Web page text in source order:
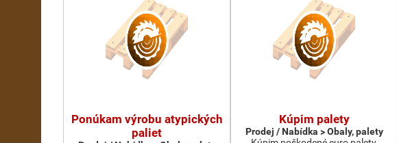
Ponúkam výrobu atypických
paliet
Kúpim palety
Prodej / Nabídka > Obaly, palety